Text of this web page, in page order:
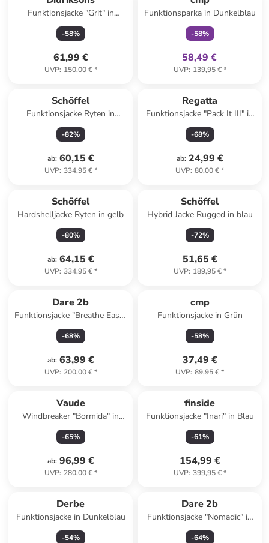
Funktionsjacke "Grit" in
Bordeaux/ Rot
-58%
61,99 €
UVP: 150,00 €*
Funktionsparka in Dunkelblau
-58%
58,49 €
UVP: 139,95 €*
Schöffel
Funktionsjacke Ryten in
tuerkis
-82%
ab: 60,15 €
UVP: 334,95 €*
Regatta
Funktionsjacke "Pack It III" in
Rosa
-68%
ab: 24,99 €
UVP: 80,00 €*
Schöffel
Hardshelljacke Ryten in gelb
-80%
ab: 64,15 €
UVP: 334,95 €*
Schöffel
Hybrid Jacke Rugged in blau
-72%
51,65 €
UVP: 189,95 €*
Dare 2b
Funktionsjacke "Breathe Easy"
in Dunkelblau
-68%
ab: 63,99 €
UVP: 200,00 €*
cmp
Funktionsjacke in Grün
-58%
37,49 €
UVP: 89,95 €*
Vaude
Windbreaker "Bormida" in
Dunkelgrün
-65%
ab: 96,99 €
UVP: 280,00 €*
finside
Funktionsjacke "Inari" in Blau
-61%
154,99 €
UVP: 399,95 €*
Derbe
Funktionsjacke in Dunkelblau
-54%
Dare 2b
Funktionsjacke "Nomadic" in
Dunkelblau
-64%